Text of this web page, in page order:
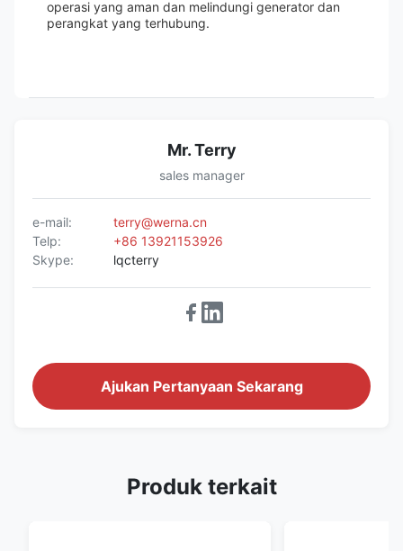
operasi yang aman dan melindungi generator dan
perangkat yang terhubung.
Mr. Terry
sales manager
e-mail:
terry@werna.cn
Telp:
+86 13921153926
Skype:
lqcterry
Ajukan Pertanyaan Sekarang
Produk terkait